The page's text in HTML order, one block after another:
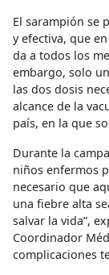
El sarampión se
y efectiva, que
da a todos los
embargo, solo
las dos dosis
alcance de la
país, en la que
Durante la
niños enfermos
necesario que
una fiebre alta
salvar la vida”,
Coordinador
complicaciones